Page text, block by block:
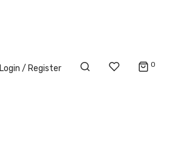
Login / Register 0